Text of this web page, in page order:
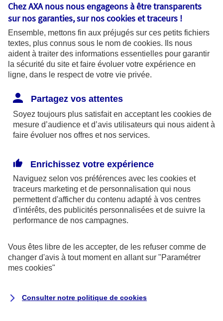
Coordonnées de l'Autorité de contrôle
prudentiel et de résolution (ACPR) : - 4
Place de Budapest - CS 92459 - 75436
Paris Cedex 09. Le détail des procédures de
recours et de réclamation et les
disponibles sur le site axa.fr.
AXA France IARD et AXA France Vie sont
mandataires exclusifs en opérations de
246 et n°13 005 764 (consultable
surwww.orias.fr)
AXA Assistance France Assurances,
S.A au capital de 51 429 430,40 €,
Siège social :
8-10, rue Paul Vaillant Couturier
Chez AXA nous nous engageons à être transparents
sur nos garanties, sur noscookies et traceurs !
Ensemble, mettons fin aux préjugés sur ces petits fichiers
textes, plus connus sous le nom de cookies. Ils nous
aident à traiter des informations essentielles pour garantir
la sécurité du site et faire évoluer votre expérience en
ligne, dans le respect de votre vie privée.
Partagez vos attentes
Soyez toujours plus satisfait en acceptant les cookies de
mesure d’audience et d’avis utilisateurs qui nous aident à
faire évoluer nos offres et nos services.
Enrichissez votre expérience
Naviguez selon vos préférences avec les cookies et
traceurs marketing et de personnalisation qui nous
permettent d'afficher du contenu adapté à vos centres
d'intérêts, des publicités personnalisées et de suivre la
performance de nos campagnes.
Vous êtes libre de les accepter, de les refuser comme de
changer d'avis à tout moment en allant sur "Paramétrer
mes cookies"
Consulter notre politique de cookies